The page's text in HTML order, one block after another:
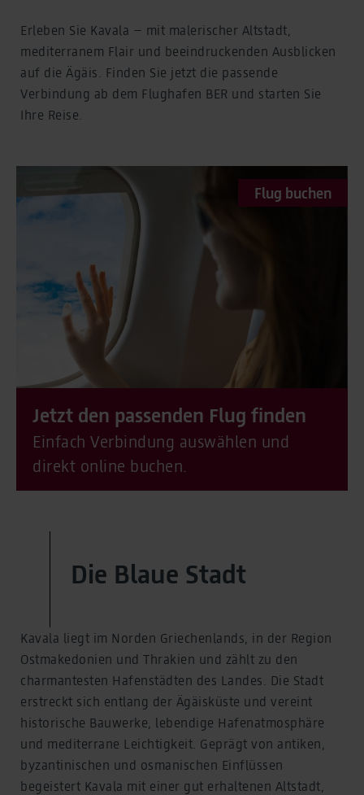
Erleben Sie Kavala – mit malerischer Altstadt,
mediterranem Flair und beeindruckenden Ausblicken
auf die Ägäis. Finden Sie jetzt die passende
Verbindung ab dem Flughafen BER und starten Sie
Ihre Reise.
Jetzt den passenden Flug finden
Einfach Verbindung auswählen und
direkt online buchen.
Flug buchen
Die Blaue Stadt
Kavala liegt im Norden Griechenlands, in der Region
Ostmakedonien und Thrakien und zählt zu den
charmantesten Hafenstädten des Landes. Die Stadt
erstreckt sich entlang der Ägäisküste und vereint
historische Bauwerke, lebendige Hafenatmosphäre
und mediterrane Leichtigkeit. Geprägt von antiken,
byzantinischen und osmanischen Einflüssen
begeistert Kavala mit einer gut erhaltenen Altstadt,